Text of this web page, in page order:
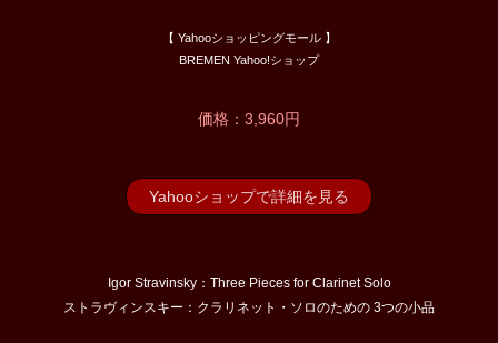
【 Yahooショッピングモール 】
BREMEN Yahoo!ショップ
価格：3,960円
Yahooショップで詳細を見る
Igor Stravinsky：Three Pieces for Clarinet Solo
ストラヴィンスキー：クラリネット・ソロのための 3つの小品